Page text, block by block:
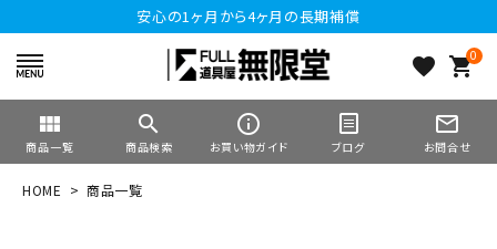
安心の1ヶ月から4ヶ月の長期補償
favorite 0
shopping_cart
view_module
商品一覧
search
商品検索
info_outline
お買い物ガイド ブログ
mail_outline
お問合せ
HOME 商品一覧